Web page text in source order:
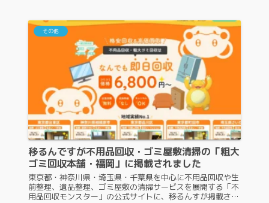
その他
移るんですが不用品回収・ゴミ屋敷清掃の「粗大
ゴミ回収本舗・福岡」に掲載されました
東京都・神奈川県・埼玉県・千葉県を中心に不用品回収や生
前整理、遺品整理、ゴミ屋敷の清掃サービスを展開する「不
用品回収モンスター」の公式サイトに、移るんすが掲載され